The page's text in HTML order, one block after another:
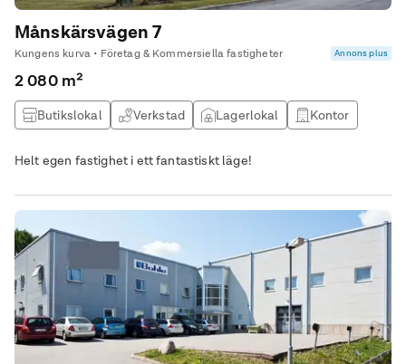
Månskärsvägen 7
Kungens kurva • Företag & Kommersiella fastigheter Annons plus
2 080 m²
Butikslokal Verkstad Lagerlokal Kontor
Helt egen fastighet i ett fantastiskt läge!